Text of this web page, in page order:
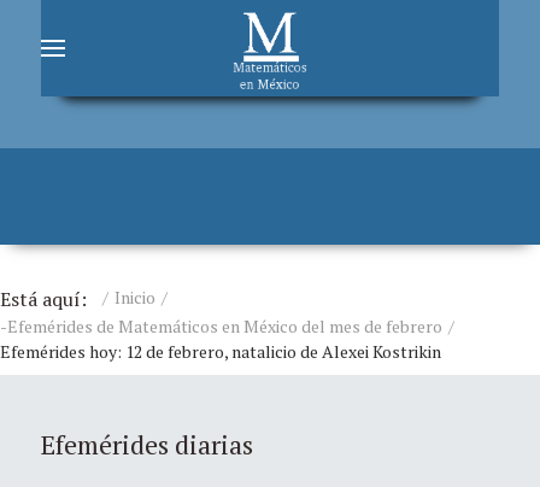
Está aquí:
Inicio
-Efemérides de Matemáticos en México del mes de febrero
Efemérides hoy: 12 de febrero, natalicio de Alexei Kostrikin
Efemérides diarias